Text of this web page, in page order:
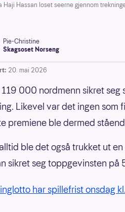
Haji Hassan loset seerne gjennom
Pie-Christine
Skagsoset Norseng
20. mai 2026
000 nordmenn sikret seg
Likevel var det ingen som
premiene ble dermed
ble det også trukket ut
sikret seg toppgevinsten på
har spillefrist onsdag